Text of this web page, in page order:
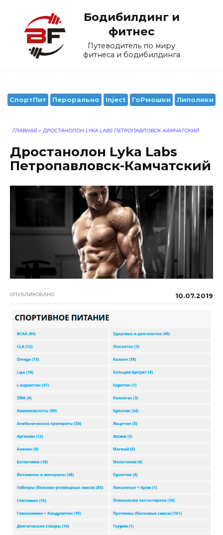
содержанию
Бодибилдинг и
фитнес
Путеводитель по миру
фитнеса и бодибилдинга
СпортПит Перорально Inject ГоРмошки Липолики
ГЛАВНАЯ > ДРОСТАНОЛОН LYKA LABS ПЕТРОПАВЛОВСК-КАМЧАТСКИЙ
Дростанолон Lyka Labs
Петропавловск-Камчатский
ОПУБЛИКОВАНО 10.07.2019